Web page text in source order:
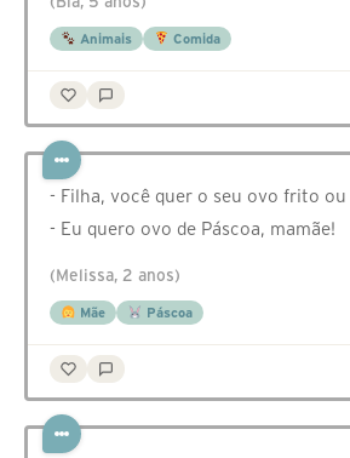
Animais Comida
- Filha, você quer o seu ovo frito ou
- Eu quero ovo de Páscoa, mamãe!
(Melissa, 2 anos)
Mãe Páscoa